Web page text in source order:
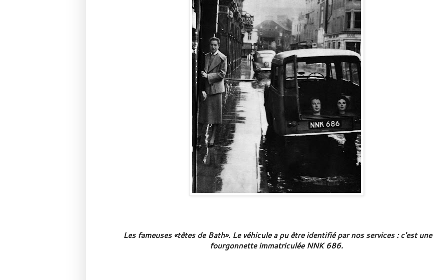
Les fameuses «têtes de Bath». Le véhicule a pu être identifié par nos services : c'est une
fourgonnette immatriculée NNK 686.